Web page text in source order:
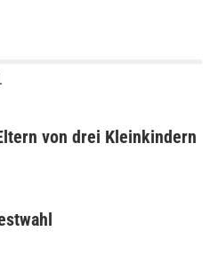
von drei Kleinkindern